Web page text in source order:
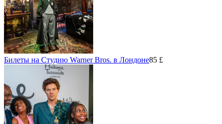
Билеты на Студию Warner Bros. в Лондоне85 £